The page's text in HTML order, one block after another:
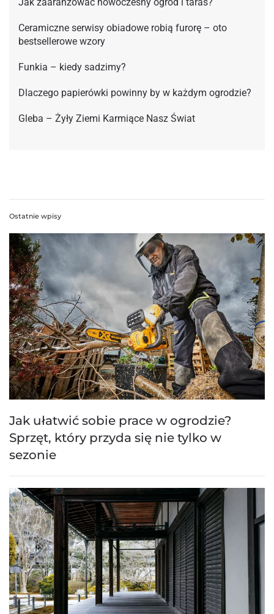
Ceramiczne serwisy obiadowe robią furorę – oto
bestsellerowe wzory
Funkia – kiedy sadzimy?
Dlaczego papierówki powinny by w każdym ogrodzie?
Gleba – Żyły Ziemi Karmiące Nasz Świat
Ostatnie wpisy
Jak ułatwić sobie prace w ogrodzie?
Sprzęt, który przyda się nie tylko w
sezonie